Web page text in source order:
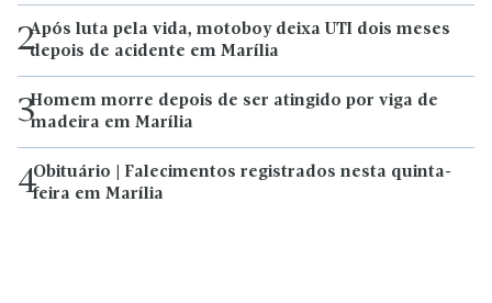
2Após luta pela vida, motoboy deixa UTI dois meses
depois de acidente em Marília
3Homem morre depois de ser atingido por viga de
madeira em Marília
4Obituário | Falecimentos registrados nesta quinta-
feira em Marília